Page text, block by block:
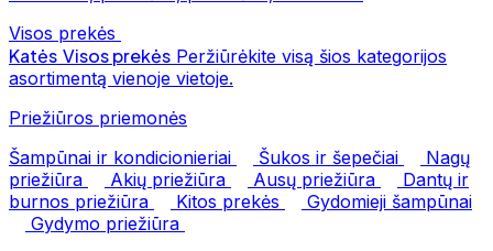
Visos prekės
Katės Visos prekės Peržiūrėkite visą šios kategorijos
asortimentą vienoje vietoje.
Priežiūros priemonės
Šampūnai ir kondicionieriai
Šukos ir šepečiai
Nagų
priežiūra
Akių priežiūra Ausų priežiūra
Dantų ir
burnos priežiūra
Kitos prekės
Gydomieji šampūnai
Gydymo priežiūra